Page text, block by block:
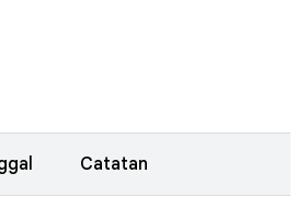
Catatan